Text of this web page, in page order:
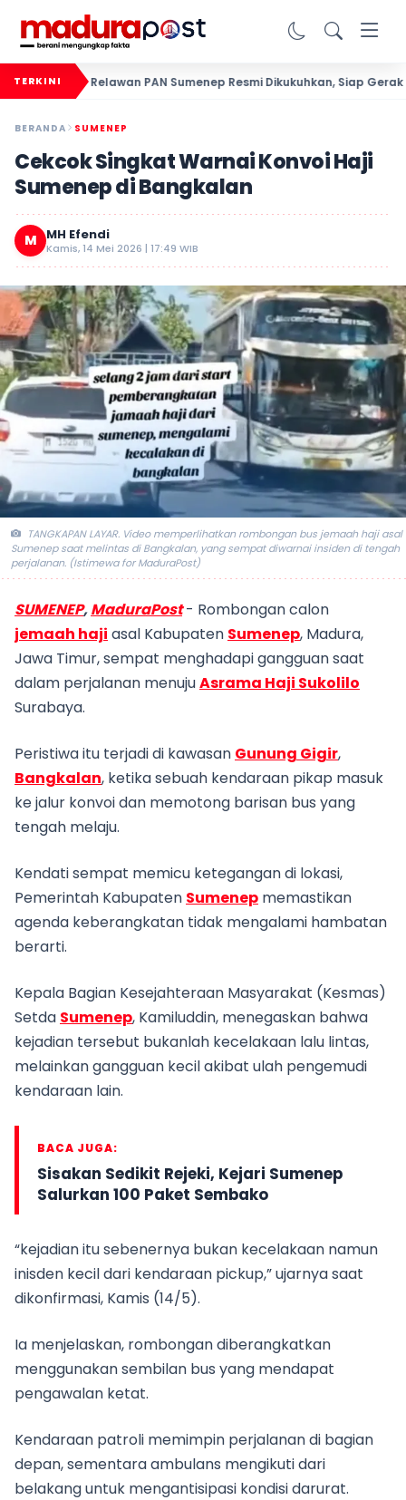
TERKINIRelawan PAN Sumenep Resmi Dikukuhkan, Siap Gerak
BERANDA SUMENEP
Cekcok Singkat Warnai Konvoi Haji
Sumenep di Bangkalan
M MH Efendi
Kamis, 14 Mei 2026 | 17:49 WIB
TANGKAPAN LAYAR. Video memperlihatkan rombongan bus jemaah haji asal
Sumenep saat melintas di Bangkalan, yang sempat diwarnai insiden di tengah
perjalanan. (Istimewa for MaduraPost)
SUMENEP,MaduraPost- Rombongan calon
jemaah haji asal Kabupaten Sumenep, Madura,
Jawa Timur, sempat menghadapi gangguan saat
dalam perjalanan menujuAsrama Haji Sukolilo
Surabaya.
Peristiwa itu terjadi di kawasan Gunung Gigir,
Bangkalan, ketika sebuah kendaraan pikap masuk
ke jalur konvoi dan memotong barisan bus yang
tengah melaju.
Kendati sempat memicu ketegangan di lokasi,
Pemerintah Kabupaten Sumenep memastikan
agenda keberangkatan tidak mengalami hambatan
berarti.
Kepala Bagian Kesejahteraan Masyarakat (Kesmas)
Setda Sumenep, Kamiluddin, menegaskan bahwa
kejadian tersebut bukanlah kecelakaan lalu lintas,
melainkan gangguan kecil akibat ulah pengemudi
kendaraan lain.
BACA JUGA:
Sisakan Sedikit Rejeki, Kejari Sumenep
Salurkan 100 Paket Sembako
“kejadian itu sebenernya bukan kecelakaan namun
inisden kecil dari kendaraan pickup,” ujarnya saat
dikonfirmasi, Kamis (14/5).
Ia menjelaskan, rombongan diberangkatkan
menggunakan sembilan bus yang mendapat
pengawalan ketat.
Kendaraan patroli memimpin perjalanan di bagian
depan, sementara ambulans mengikuti dari
belakang untuk mengantisipasi kondisi darurat.